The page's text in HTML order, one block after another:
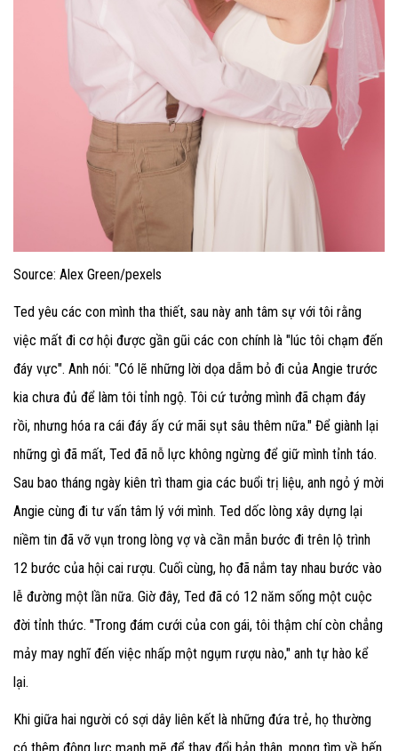
Source: Alex Green/pexels
Ted yêu các con mình tha thiết, sau này anh tâm sự với tôi rằng
việc mất đi cơ hội được gần gũi các con chính là "lúc tôi chạm đến
đáy vực". Anh nói: "Có lẽ những lời dọa dẫm bỏ đi của Angie trước
kia chưa đủ để làm tôi tỉnh ngộ. Tôi cứ tưởng mình đã chạm đáy
rồi, nhưng hóa ra cái đáy ấy cứ mãi sụt sâu thêm nữa." Để giành lại
những gì đã mất, Ted đã nỗ lực không ngừng để giữ mình tỉnh táo.
Sau bao tháng ngày kiên trì tham gia các buổi trị liệu, anh ngỏ ý mời
Angie cùng đi tư vấn tâm lý với mình. Ted dốc lòng xây dựng lại
niềm tin đã vỡ vụn trong lòng vợ và cần mẫn bước đi trên lộ trình
12 bước của hội cai rượu. Cuối cùng, họ đã nắm tay nhau bước vào
lễ đường một lần nữa. Giờ đây, Ted đã có 12 năm sống một cuộc
đời tỉnh thức. "Trong đám cưới của con gái, tôi thậm chí còn chẳng
mảy may nghĩ đến việc nhấp một ngụm rượu nào," anh tự hào kể
lại.
Khi giữa hai người có sợi dây liên kết là những đứa trẻ, họ thường